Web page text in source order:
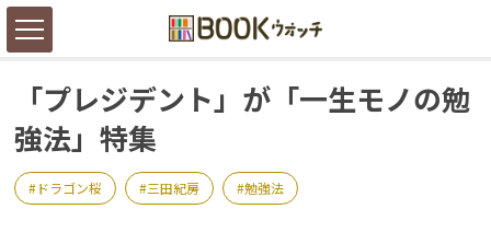
「プレジデント」が「一生モノの勉
強法」特集
ドラゴン桜 三田紀房 勉強法